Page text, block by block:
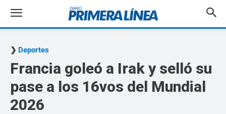
Deportes
Francia goleó a Irak y selló su
pase a los 16vos del Mundial
2026